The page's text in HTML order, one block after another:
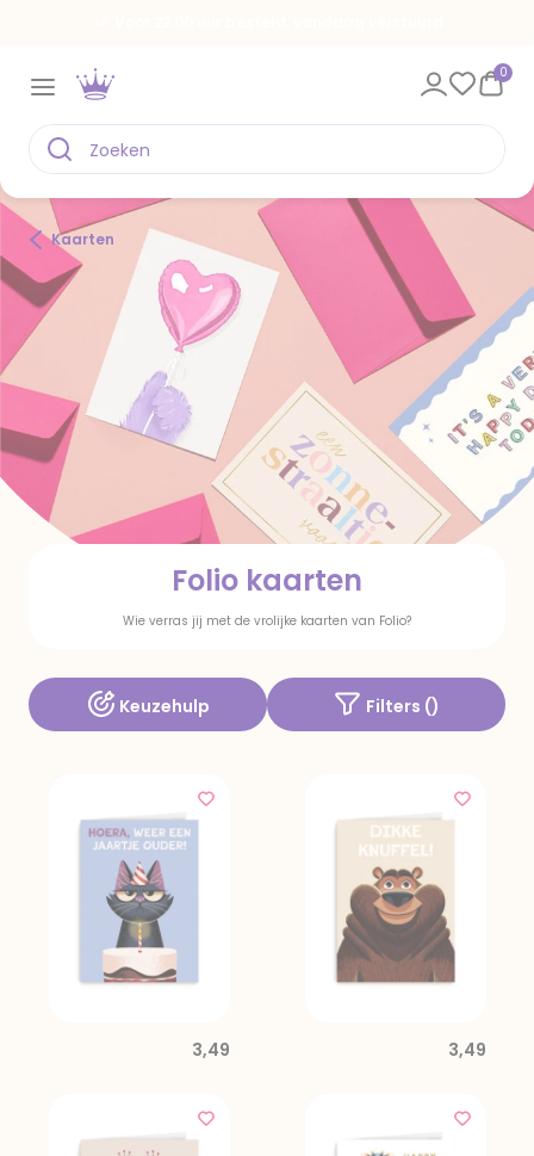
0
Kaarten
Folio kaarten
Wie verras jij met de vrolijke kaarten van Folio?
Keuzehulp Filters ()
3,49 3,49